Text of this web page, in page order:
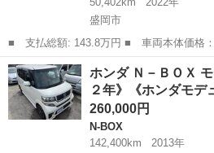
盛岡市
■ 支払総額: 143.8万円 ■ 車両本体価格： 1,348,000 円 ■ メーカ
ー名： ホンダ ■ 車種名： Ｎ－ＢＯ
ｏｎｄａＳＥＮＳＩＮＧ シートヒータ
ー ブルー...
岩手 盛岡市 N-BOX
ホンダ Ｎ－ＢＯＸ
２年》《ホンダモ
260,000円
N-BOX
142,400km
2013年